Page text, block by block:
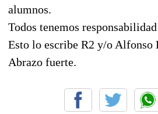
alumnos.
Todos tenemos
Esto lo escribe R2 y/o Alfonso
Abrazo fuerte.